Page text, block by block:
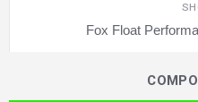
Fox Float